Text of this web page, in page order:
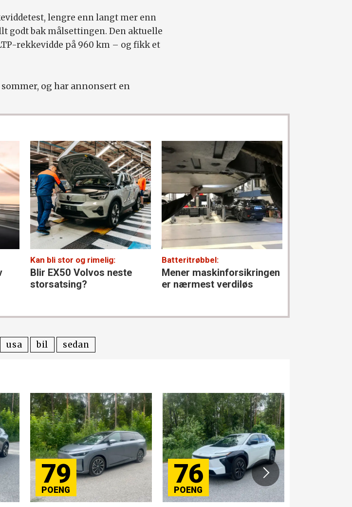
lengre enn langt mer enn
godt bak målsettingen. Den aktuelle
rekkevidde på 960 km – og fikk et
og har annonsert en
Kan bli stor og rimelig:
Blir EX50 Volvos neste
storsatsing?
Batteritrøbbel:
Mener maskin­forsikringen
er nærmest verdiløs
usa bil sedan
79 76